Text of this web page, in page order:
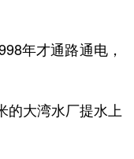
年才通路通电，
的大湾水厂提水上